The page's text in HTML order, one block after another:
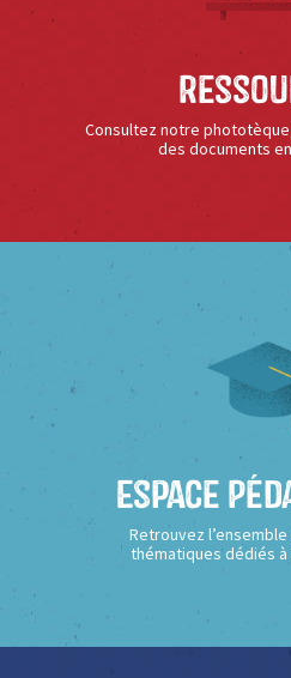
Consultez notre
des documents
Espace
Retrouvez
thématiques dédiés à